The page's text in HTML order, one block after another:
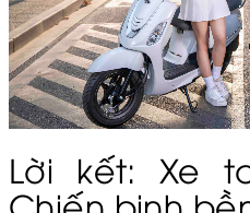
Lời kết: Xe